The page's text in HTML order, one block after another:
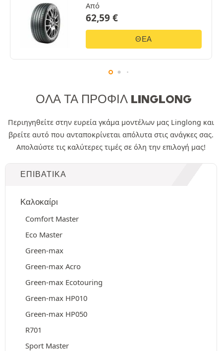
Από
62,59€
ΘΈΑ
ΌΛΑ ΤΑ ΠΡΟΦΊΛ LINGLONG
Περιηγηθείτε στην ευρεία γκάμα μοντέλων μας Linglong και
βρείτε αυτό που ανταποκρίνεται απόλυτα στις ανάγκες σας.
Απολαύστε τις καλύτερες τιμές σε όλη την επιλογή μας!
ΕΠΙΒΑΤΙΚΆ
Καλοκαίρι
Comfort Master
Eco Master
Green-max
Green-max Acro
Green-max Ecotouring
Green-max HP010
Green-max HP050
R701
Sport Master